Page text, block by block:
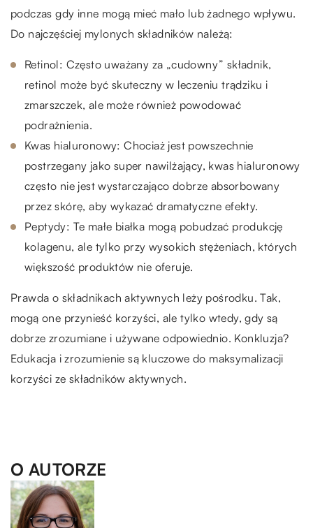
podczas gdy inne mogą mieć mało lub żadnego wpływu.
Do najczęściej mylonych składników należą:
Retinol: Często uważany za „cudowny” składnik,
retinol może być skuteczny w leczeniu trądziku i
zmarszczek, ale może również powodować
podrażnienia.
Kwas hialuronowy: Chociaż jest powszechnie
postrzegany jako super nawilżający, kwas hialuronowy
często nie jest wystarczająco dobrze absorbowany
przez skórę, aby wykazać dramatyczne efekty.
Peptydy: Te małe białka mogą pobudzać produkcję
kolagenu, ale tylko przy wysokich stężeniach, których
większość produktów nie oferuje.
Prawda o składnikach aktywnych leży pośrodku. Tak,
mogą one przynieść korzyści, ale tylko wtedy, gdy są
dobrze zrozumiane i używane odpowiednio. Konkluzja?
Edukacja i zrozumienie są kluczowe do maksymalizacji
korzyści ze składników aktywnych.
O AUTORZE